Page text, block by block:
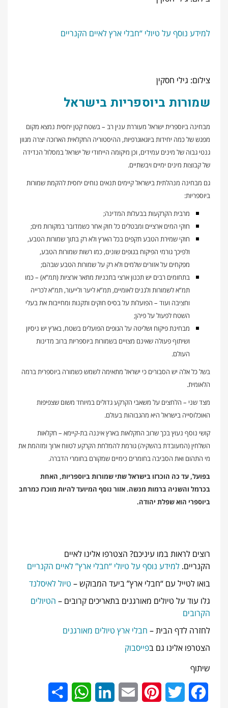
למידע נוסף על טיולי “חבלי ארץ לאיים הקנריים
צילום: גילי חסקין
שמורות ביוספריות בישראל
מבחינה ביוספרית ישראל מעוררת ענין רב – בשטח קטן יחסית נמצא מקום
מפגש של כמה יחידות ביוגאוגרפיות, ההיסטוריה החקלאית הארוכה יצרה מגוון
גנטי גבוה של מינים עמידים, וכן מיקומה הייחודי של ישראל במסלול הנדידה
של קבוצות מינים ימיים ויבשתיים.
גם מבחינה מנהלתית בישראל קיימים תנאים נוחים יחסית להקמת שמורות
ביוספריות:
מרבית הקרקעות בבעלות המדינה;
חוקי המים ארציים ומבטלים כל חוק אחר כשמדובר במקורות מים;
חוקי שמירת הטבע תקפים בכל הארץ ולא רק בתוך שמורות הטבע,
ולפיכך גורמי הפיקוח בגופים שונים, כמו רשות שמורות הטבע,
מפקחים על אזורים שלמים ולא רק על שמורות הטבע שבהם;
בתחומים רבים יש תכנון ארצי בתכניות מתאר ארציות (תמ”א) – כמו
תמ”א לשמורות ולגנים לאומיים, תמ”א ליער ולייעור, תמ”א לכרייה
וחציבה ועוד – הפועלות על בסיס חוקים ותקנות ומחייבות את בעלי
השטח לפעול על פיהן;
מבחינת פיקוח ושליטה על הגופים הפועלים בשטח, בארץ יש ניסיון
ושיתוף פעולה שאינם מצויים בשמורות ביוספריות ברוב מדינות
העולם.
בשל כל אלה יש הסבורים כי ישראל מתאימה לשמש כשמורה ביוספרית ברמה
הלאומית.
מצד שני – הלחצים על משאבי הקרקע גדולים במיוחד משום שצפיפות
האוכלוסייה בישראל היא מהגבוהות בעולם.
קושי נוסף נעוץ בכך שרוב החקלאות בארץ איננה בת-קיימא – חקלאות
השלחין (המעובדת בהשקיה) גורמת להמלחת הקרקע לטווח ארוך ומזהמת את
מי התהום ואת הסביבה בחומרים כימיים שמקורם בחומרי הדברה.
בפועל, עד כה הוכרזו בישראל שתי שמורות ביוספריות, האחת
בכרמל והשניה ברמות מנשה. אזור נוסף המיועד להיות מוכרז כמרחב
ביוספרי הוא שפלת יהודה.
רוצים לראות במו עיניכם? הצטרפו אלינו לאיים
הקנריים. למידע נוסף על טיולי “חבלי ארץ” לאיים הקנריים
בואו לטייל עם “חבלי ארץ” ביעד המבוקש – טיול לאיסלנד
גלו עוד על טיולים מאורגנים בתאריכים קרובים – הטיולים
הקרובים
לחזרה לדף הבית – חבלי ארץ טיולים מאורגנים
הצטרפו אלינו גם בפייסבוק
שיתוף
Facebook
Twitter
Pinterest
Email
LinkedIn
WhatsApp